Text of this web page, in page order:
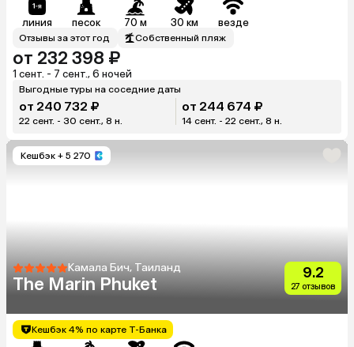
линия песок 70 м 30 км везде
Отзывы за этот год Собственный пляж
от 232 398 ₽
1 сент. - 7 сент., 6 ночей
Выгодные туры на соседние даты
от 240 732 ₽
22 сент. - 30 сент., 8 н.
от 244 674 ₽
14 сент. - 22 сент., 8 н.
Кешбэк + 5 270
Камала Бич, Таиланд
The Marin Phuket
9.2
27 отзывов
Кешбэк 4% по карте Т-Банка